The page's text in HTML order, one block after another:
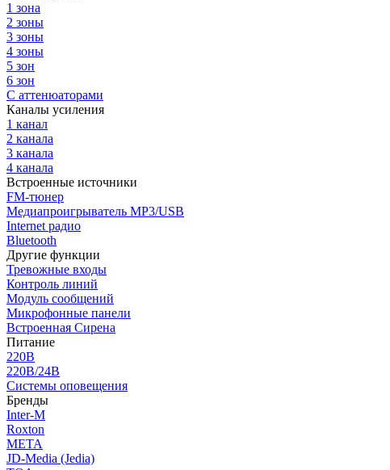
1 зона
2 зоны
3 зоны
4 зоны
5 зон
6 зон
С аттенюаторами
Каналы усиления
1 канал
2 канала
3 канала
4 канала
Встроенные источники
FM-тюнер
Медиапроигрыватель MP3/USB
Internet радио
Bluetooth
Другие функции
Тревожные входы
Контроль линий
Модуль сообщений
Микрофонные панели
Встроенная Сирена
Питание
220В
220В/24В
Системы оповещения
Бренды
Inter-M
Roxton
МЕТА
JD-Media (Jedia)